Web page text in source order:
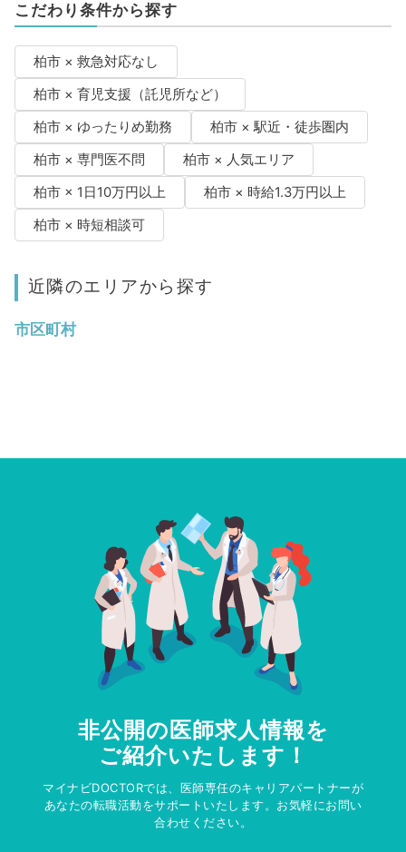
こだわり条件から探す
柏市 × 救急対応なし
柏市 × 育児支援（託児所など）
柏市 × ゆったりめ勤務
柏市 × 駅近・徒歩圏内
柏市 × 専門医不問
柏市 × 人気エリア
柏市 × 1日10万円以上
柏市 × 時給1.3万円以上
柏市 × 時短相談可
近隣のエリアから探す
市区町村
非公開の医師求人情報を
ご紹介いたします！
マイナビDOCTORでは、医師専任のキャリアパートナーが
あなたの転職活動をサポートいたします。お気軽にお問い
合わせください。